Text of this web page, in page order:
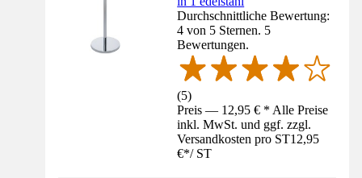
Durchschnittliche Bewertung:
4 von 5 Sternen. 5
Bewertungen.
(5)
Preis — 12,95 € * Alle Preise
inkl. MwSt. und ggf. zzgl.
Versandkosten pro ST12,95
€*/ ST